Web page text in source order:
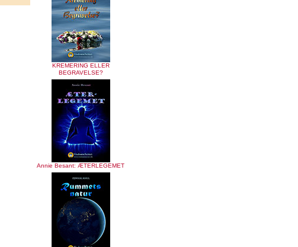
KREMERING ELLER
BEGRAVELSE?
Annie Besant: ÆTERLEGEMET